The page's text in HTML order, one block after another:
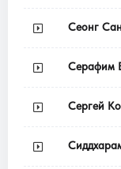
Сеонг
Серафим
Сергей